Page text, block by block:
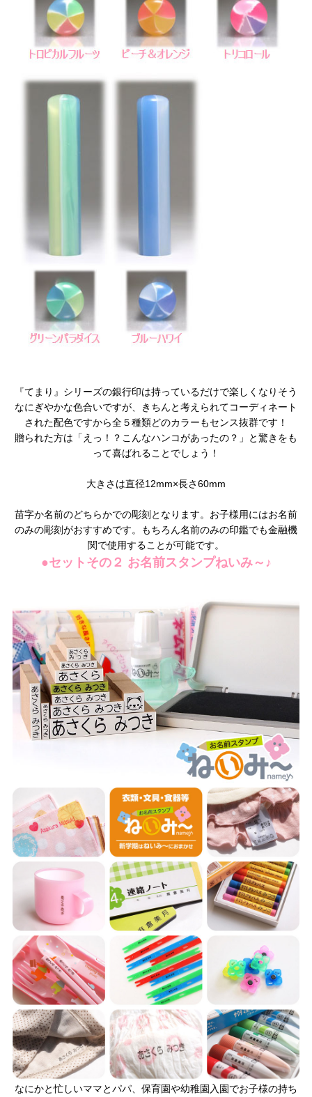
『てまり』シリーズの銀行印は持っているだけで楽しくなりそう
なにぎやかな色合いですが、きちんと考えられてコーディネート
された配色ですから全５種類どのカラーもセンス抜群です！
贈られた方は「えっ！？こんなハンコがあったの？」と驚きをも
って喜ばれることでしょう！
大きさは直径12mm×長さ60mm
苗字か名前のどちらかでの彫刻となります。お子様用にはお名前
のみの彫刻がおすすめです。もちろん名前のみの印鑑でも金融機
関で使用することが可能です。
●セットその２ お名前スタンプねいみ～♪
なにかと忙しいママとパパ、保育園や幼稚園入園でお子様の持ち